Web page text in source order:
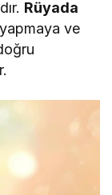
Rüyada
ve